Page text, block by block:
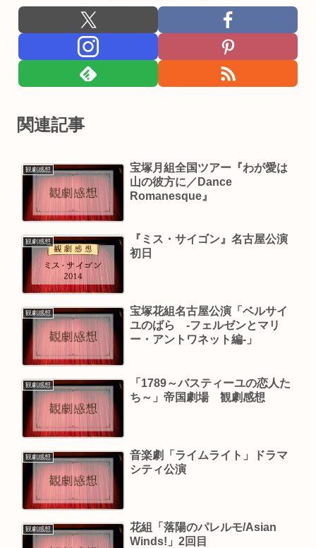
関連記事
観劇感想
宝塚月組全国ツアー『わが愛は
山の彼方に／Dance
Romanesque』
観劇感想
『ミス・サイゴン』名古屋公演
初日
観劇感想
宝塚花組名古屋公演「ベルサイ
ユのばら -フェルゼンとマリ
ー・アントワネット編-」
観劇感想
「1789～バスティーユの恋人た
ち～」帝国劇場 観劇感想
観劇感想
音楽劇「ライムライト」ドラマ
シティ公演
観劇感想
花組「落陽のパレルモ/Asian
Winds!」2回目